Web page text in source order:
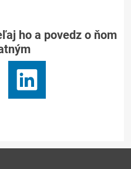
ho a povedz o ňom